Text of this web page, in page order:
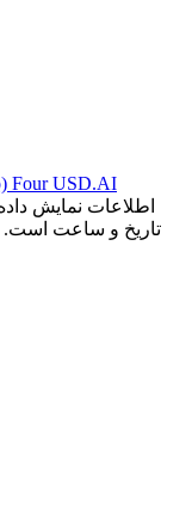
FourUSD.AI
اطلاعات نمایش
تاریخ و ساعت است.